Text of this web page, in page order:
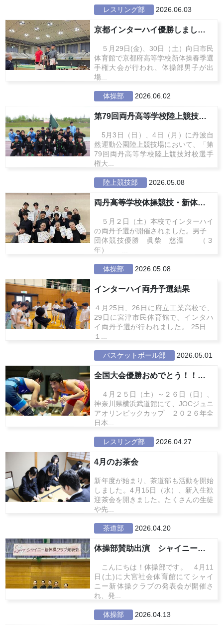
レスリング部 2026.06.03
京都インターハイ優勝しました！
５月29日(金)、30日（土）向日市民
体育館で京都府高等学校新体操春季選
手権大会が行われ、体操部男子が出
場...
体操部 2026.06.02
第79回両丹高等学校陸上競技対校...
5月3日（日）、4日（月）に丹波自
然運動公園陸上競技場において、「第
79回両丹高等学校陸上競技対校選手
権大...
陸上競技部 2026.05.08
両丹高等学校体操競技・新体操春季...
５月２日（土）本校でインターハイ
の両丹予選が開催されました。男子
団体競技優勝 眞柴 慈温 （３
年） ...
体操部 2026.05.08
インターハイ両丹予選結果
４月25日、26日に府立工業高校で、
29日に宮津市民体育館で、インタハ
イ両丹予選が行われました。 25日
１...
バスケットボール部 2026.05.01
全国大会優勝おめでとう！！ 全日...
４月２５日（土）～２６日（日）、
神奈川県横浜武道館にて、JOCジュニ
アオリンピックカップ ２０２６年全
日本...
レスリング部 2026.04.27
4月のお茶会
新年度が始まり、茶道部も活動を開始
しました。4月15日（水）、新入生歓
迎茶会を開きました。たくさんの生徒
や先...
茶道部 2026.04.20
体操部賛助出演 シャイニー新体操
こんにちは！体操部です。 4月11
日(土)に大宮社会体育館にてシャイ
ニー新体操クラブの発表会が開催さ
れ、発...
体操部 2026.04.13